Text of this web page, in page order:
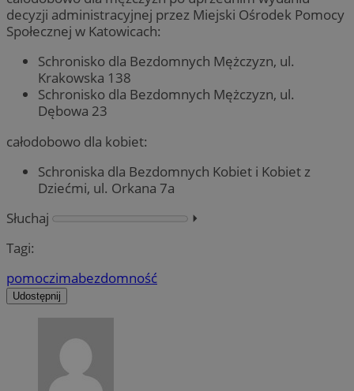
decyzji administracyjnej przez Miejski Ośrodek Pomocy
Społecznej w Katowicach:
Schronisko dla Bezdomnych Mężczyzn, ul.
Krakowska 138
Schronisko dla Bezdomnych Mężczyzn, ul.
Dębowa 23
całodobowo dla kobiet:
Schroniska dla Bezdomnych Kobiet i Kobiet z
Dziećmi, ul. Orkana 7a
Słuchaj
⏵︎
Tagi:
pomoczimabezdomność
Udostępnij